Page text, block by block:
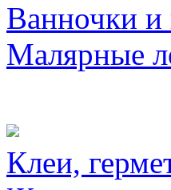
Ванночки и
Малярные
Клеи,